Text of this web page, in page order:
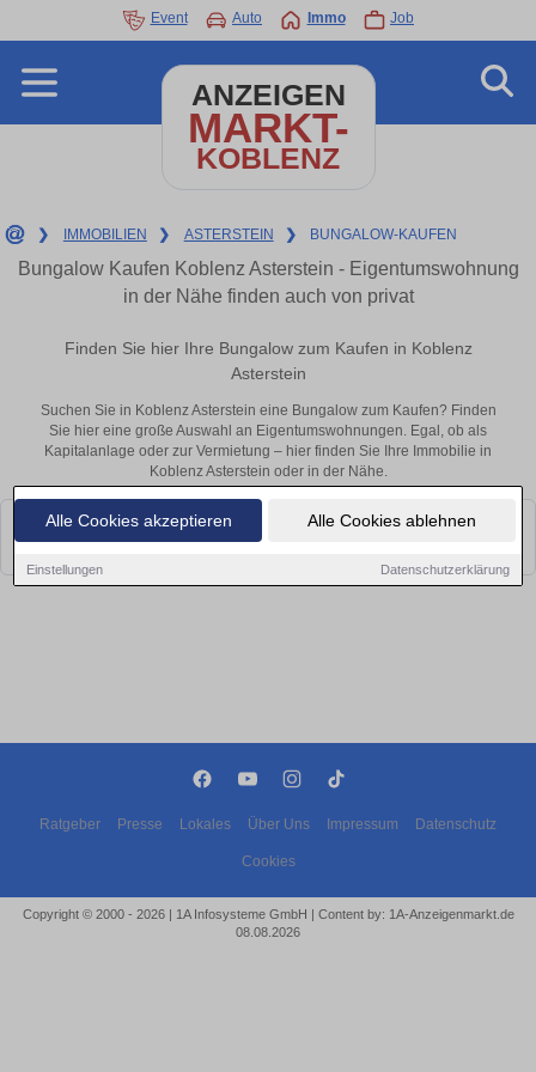
Alle Cookies akzeptieren Alle Cookies ablehnen
Einstellungen Datenschutzerklärung
Event Auto Immo Job
ANZEIGEN
MARKT-
KOBLENZ
❯ IMMOBILIEN ❯ ASTERSTEIN ❯ BUNGALOW-KAUFEN
Bungalow Kaufen Koblenz Asterstein - Eigentumswohnung
in der Nähe finden auch von privat
Finden Sie hier Ihre Bungalow zum Kaufen in Koblenz
Asterstein
Suchen Sie in Koblenz Asterstein eine Bungalow zum Kaufen? Finden
Sie hier eine große Auswahl an Eigentumswohnungen. Egal, ob als
Kapitalanlage oder zur Vermietung – hier finden Sie Ihre Immobilie in
Koblenz Asterstein oder in der Nähe.
Leider konnten wir derzeit keine passenden Objekte finden. Schauen Sie
bald wieder vorbei!
Ratgeber Presse Lokales Über Uns Impressum Datenschutz
Cookies
Copyright © 2000 - 2026 | 1A Infosysteme GmbH | Content by: 1A-Anzeigenmarkt.de
08.08.2026